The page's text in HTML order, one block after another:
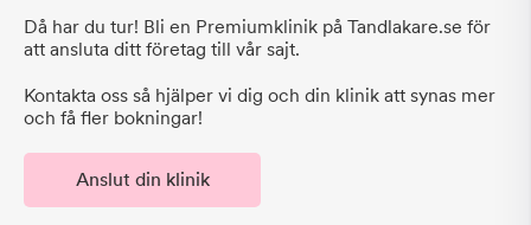
Då har du tur! Bli en Premiumklinik på Tandlakare.se för
att ansluta ditt företag till vår sajt.
Kontakta oss så hjälper vi dig och din klinik att synas mer
och få fler bokningar!
Anslut din klinik